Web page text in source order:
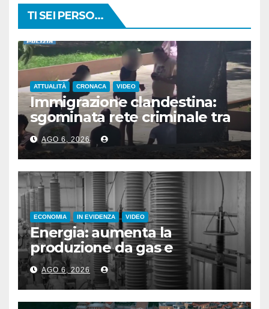
TI SEI PERSO...
ATTUALITÀ CRONACA VIDEO
Immigrazione clandestina:
sgominata rete criminale tra
Algeria, Italia e Francia
AGO 6, 2026
ECONOMIA IN EVIDENZA VIDEO
Energia: aumenta la
produzione da gas e
fotovoltaico
AGO 6, 2026